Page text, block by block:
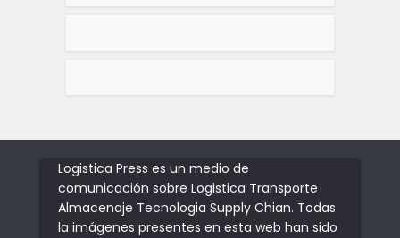
Logistica Press es un medio de
comunicación sobre Logistica Transporte
Almacenaje Tecnologia Supply Chian. Todas
la imágenes presentes en esta web han sido